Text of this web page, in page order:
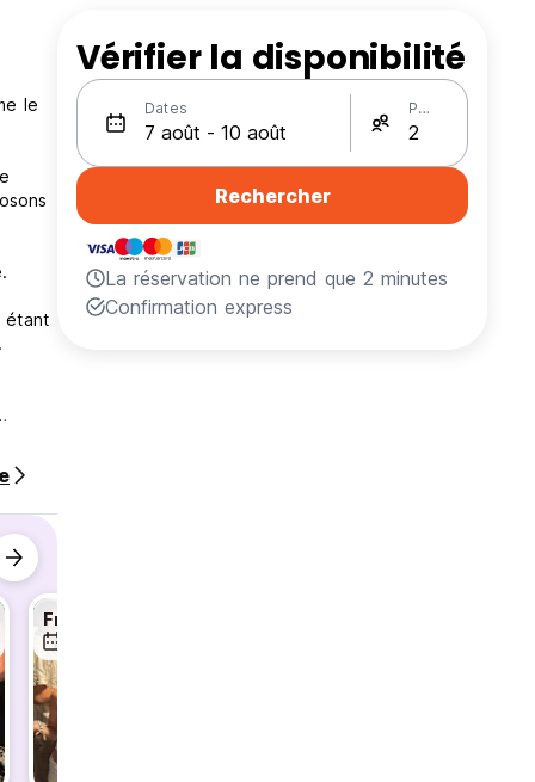
le
étant
en
Vérifier la disponibilité
Dates Personnes
Rechercher
La réservation ne prend que 2 minutes
Confirmation express